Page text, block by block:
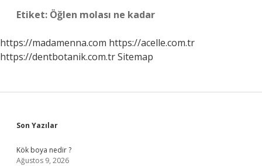
Etiket: Öğlen molası ne kadar
https://madamenna.com https://acelle.com.tr
https://dentbotanik.com.trSitemap
Sidebar
Son Yazılar
Kök boya nedir ?
Ağustos 9, 2026